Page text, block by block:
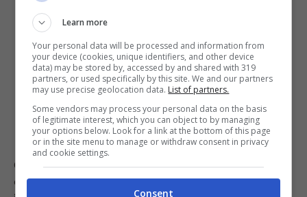
Queste bruschette si prestano a mille varianti, ma in
ogni caso restano semprefresche, leggere e
Learn more
Your personal data will be processed and information from
your device (cookies, unique identifiers, and other device
data) may be stored by, accessed by and shared with 319
partners, or used specifically by this site. We and our partners
may use precise geolocation data. List of partners.
Some vendors may process your personal data on the basis
of legitimate interest, which you can object to by managing
your options below. Look for a link at the bottom of this page
or in the site menu to manage or withdraw consent in privacy
and cookie settings.
Consent